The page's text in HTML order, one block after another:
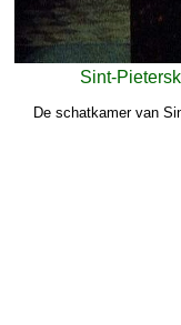
Sint-
De schatkamer van